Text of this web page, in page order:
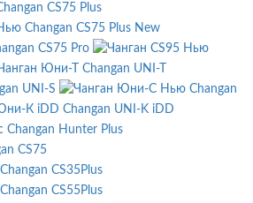
CS75 Plus
Changan CS75 Plus New
CS75 Pro
Changan UNI-T
UNI-S
Changan
Changan UNI-K iDD
Changan Hunter Plus
CS75
Changan CS35Plus
Changan CS55Plus